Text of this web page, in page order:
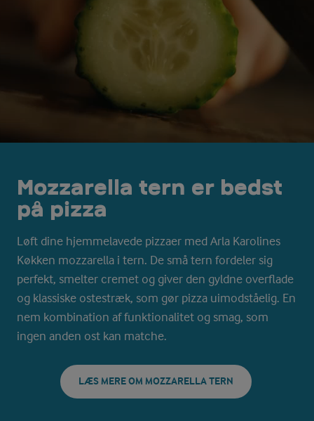
Mozzarella tern er bedst
på pizza
Løft dine hjemmelavede pizzaer med Arla Karolines
Køkken mozzarella i tern. De små tern fordeler sig
perfekt, smelter cremet og giver den gyldne overflade
og klassiske ostestræk, som gør pizza uimodståelig. En
nem kombination af funktionalitet og smag, som
ingen anden ost kan matche.
LÆS MERE OM MOZZARELLA TERN